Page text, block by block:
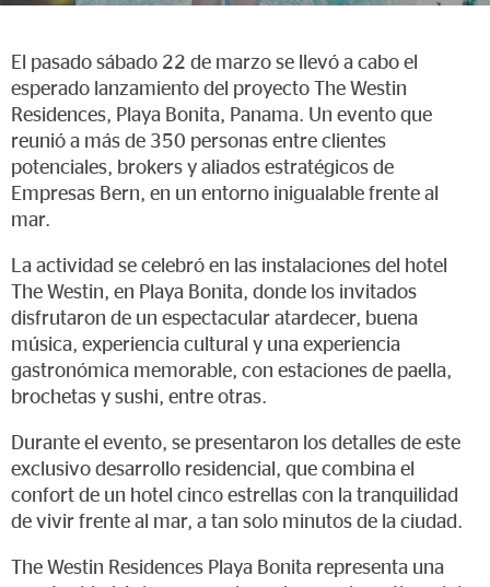
El pasado sábado 22 de marzo se llevó a cabo el
esperado lanzamiento del proyecto The Westin
Residences, Playa Bonita, Panama. Un evento que
reunió a más de 350 personas entre clientes
potenciales, brokers y aliados estratégicos de
Empresas Bern, en un entorno inigualable frente al
mar.
La actividad se celebró en las instalaciones del hotel
The Westin, en Playa Bonita, donde los invitados
disfrutaron de un espectacular atardecer, buena
música, experiencia cultural y una experiencia
gastronómica memorable, con estaciones de paella,
brochetas y sushi, entre otras.
Durante el evento, se presentaron los detalles de este
exclusivo desarrollo residencial, que combina el
confort de un hotel cinco estrellas con la tranquilidad
de vivir frente al mar, a tan solo minutos de la ciudad.
The Westin Residences Playa Bonita representa una